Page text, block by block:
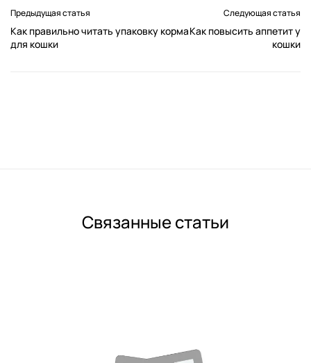
Предыдущая статья
Как правильно читать упаковку корма
для кошки
Следующая статья
Как повысить аппетит у
кошки
Связанные статьи